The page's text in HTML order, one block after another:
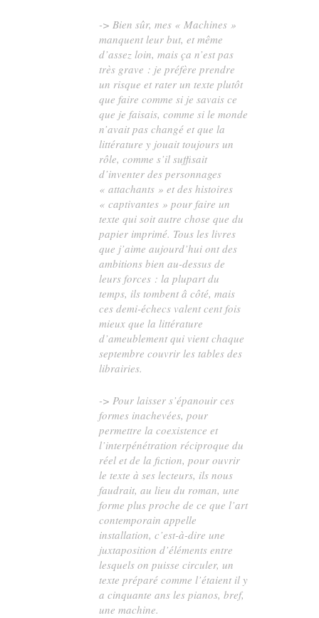
-> Bien sûr, mes « Machines »
manquent leur but, et même
d’assez loin, mais ça n’est pas
très grave : je préfère prendre
un risque et rater un texte plutôt
que faire comme si je savais ce
que je faisais, comme si le monde
n’avait pas changé et que la
littérature y jouait toujours un
rôle, comme s’il suffisait
d’inventer des personnages
« attachants » et des histoires
« captivantes » pour faire un
texte qui soit autre chose que du
papier imprimé. Tous les livres
que j’aime aujourd’hui ont des
ambitions bien au-dessus de
leurs forces : la plupart du
temps, ils tombent â côté, mais
ces demi-échecs valent cent fois
mieux que la littérature
d’ameublement qui vient chaque
septembre couvrir les tables des
librairies.
-> Pour laisser s’épanouir ces
formes inachevées, pour
permettre la coexistence et
l’interpénétration réciproque du
réel et de la fiction, pour ouvrir
le texte à ses lecteurs, ils nous
faudrait, au lieu du roman, une
forme plus proche de ce que l’art
contemporain appelle
installation, c’est-à-dire une
juxtaposition d’éléments entre
lesquels on puisse circuler, un
texte préparé comme l’étaient il y
a cinquante ans les pianos, bref,
une machine.